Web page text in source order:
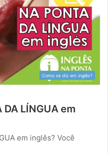
Como se diz em inglês?
LÍNGUA em
em inglês? Você